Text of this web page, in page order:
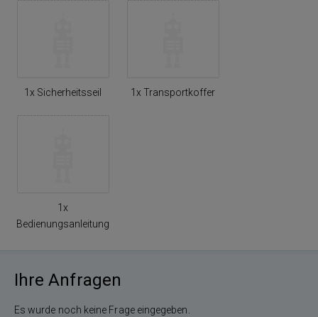
1x Sicherheitsseil 1x Transportkoffer
1x
Bedienungsanleitung
Ihre Anfragen
Es wurde noch keine Frage eingegeben.